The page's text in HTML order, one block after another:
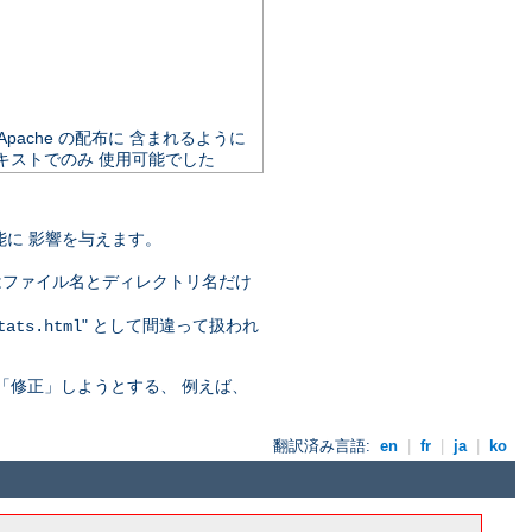
の配布に 含まれるように
ストでのみ 使用可能でした
影響を与えます。
ァイル名とディレクトリ名だけ
" として間違って扱われ
正」しようとする、 例えば、
翻訳済み言語: en fr ja ko